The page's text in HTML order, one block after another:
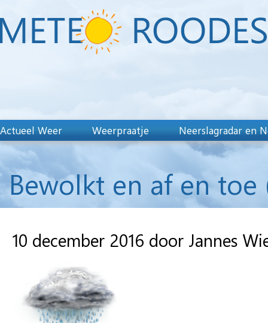
Actueel Weer Weerpraatje Neerslagradar en
Bewolkt en af en
10 december 2016 door Jannes